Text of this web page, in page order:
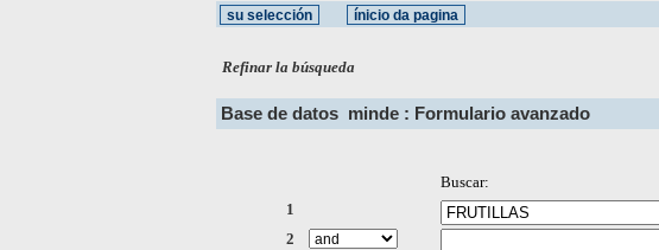
Refinar la búsqueda
Base de datos minde : Formulario avanzado
Buscar:
1
2